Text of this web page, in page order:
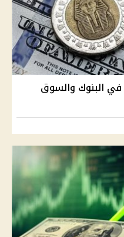
في البنوك والسوق